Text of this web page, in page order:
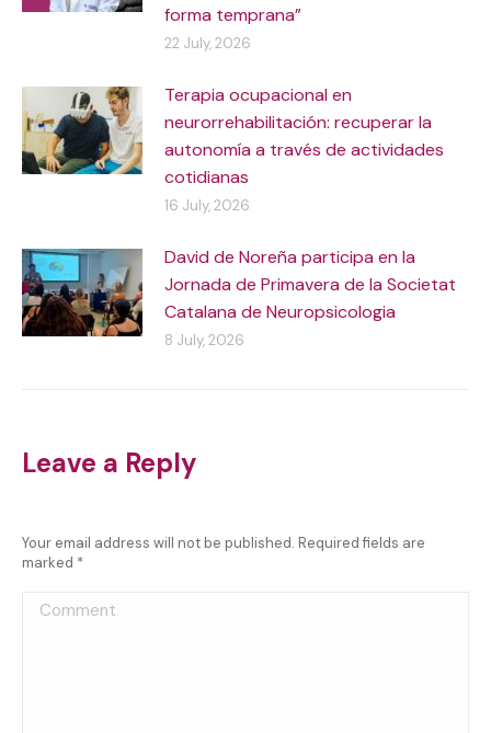
forma temprana”
22 July, 2026
Terapia ocupacional en
neurorrehabilitación: recuperar la
autonomía a través de actividades
cotidianas
16 July, 2026
David de Noreña participa en la
Jornada de Primavera de la Societat
Catalana de Neuropsicologia
8 July, 2026
Leave a Reply
Your email address will not be published. Required fields are
marked *
Comment